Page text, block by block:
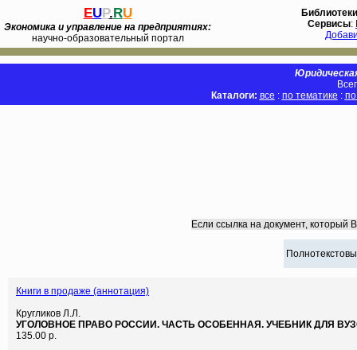
EUP.RU
Экономика и управление на предприятиях:
научно-образовательный портал
Библиотеки
Сервисы:
Каталоги: все : по тематике :
Если ссылка на документ, который
Книги в продаже (аннотация)
Кругликов Л.Л.
УГОЛОВНОЕ ПРАВО РОССИИ. ЧАСТЬ ОСОБЕННАЯ. УЧЕБНИК ДЛЯ
135.00 р.